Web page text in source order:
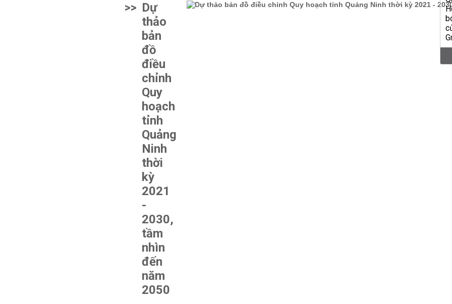
>> Dự
thảo
bản
đồ
điều
chỉnh
Quy
hoạch
tỉnh
Quảng
Ninh
thời
kỳ
2021
-
2030,
tầm
nhìn
đến
năm
2050